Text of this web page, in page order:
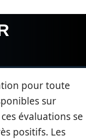
pour toute
sur
évaluations se
positifs. Les